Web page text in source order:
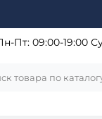
Пт: 09:00-19:00